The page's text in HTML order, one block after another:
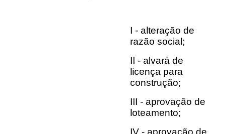
I - alteração de
razão social;
II - alvará de
licença para
construção;
III - aprovação de
loteamento;
IV - aprovação de